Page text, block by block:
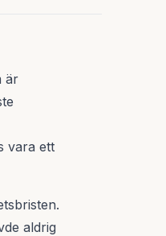
är
vara ett
aldrig